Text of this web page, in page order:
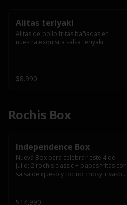
Alitas teriyaki
Alitas de pollo fritas bañadas en
nuestra exquisita salsa teriyaki
$8.990
Rochis Box
Independence Box
Nueva Box para celebrar este 4 de
julio; 2 rochis classic + papas fritas con
salsa de queso y tocino cripsy + vaso
$14.990